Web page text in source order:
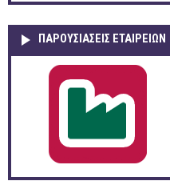
ΠΑΡΟΥΣΙΆΣΕΙΣ ΕΤΑΙΡΕΙΏΝ